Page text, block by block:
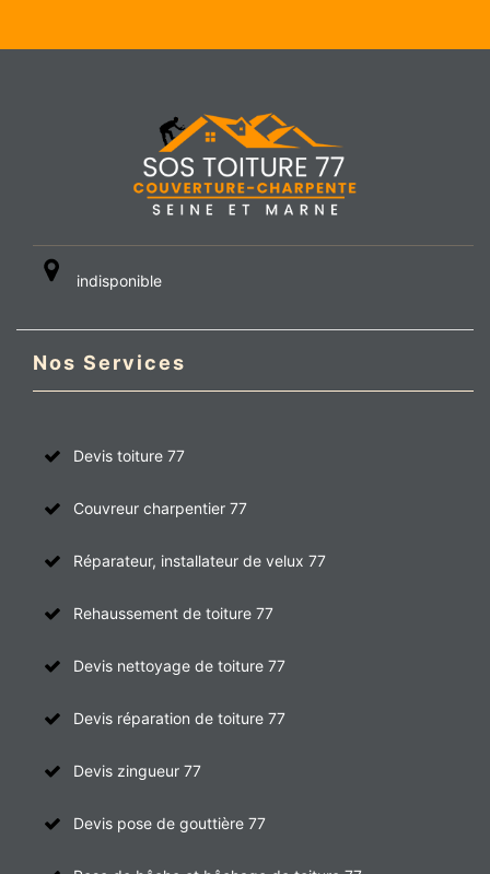
indisponible
Nos Services
Devis toiture 77
Couvreur charpentier 77
Réparateur, installateur de velux 77
Rehaussement de toiture 77
Devis nettoyage de toiture 77
Devis réparation de toiture 77
Devis zingueur 77
Devis pose de gouttière 77